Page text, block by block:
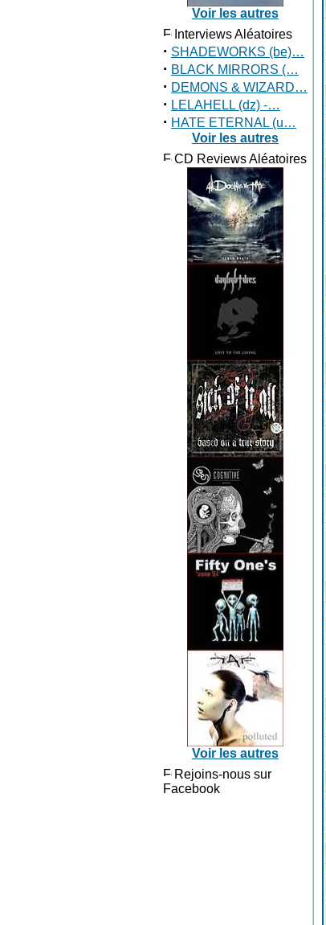
Voir les autres
Interviews Aléatoires
· SHADEWORKS (be)…
· BLACK MIRRORS (…
· DEMONS & WIZARD…
· LELAHELL (dz) -…
· HATE ETERNAL (u…
Voir les autres
CD Reviews Aléatoires
Voir les autres
Rejoins-nous sur
Facebook